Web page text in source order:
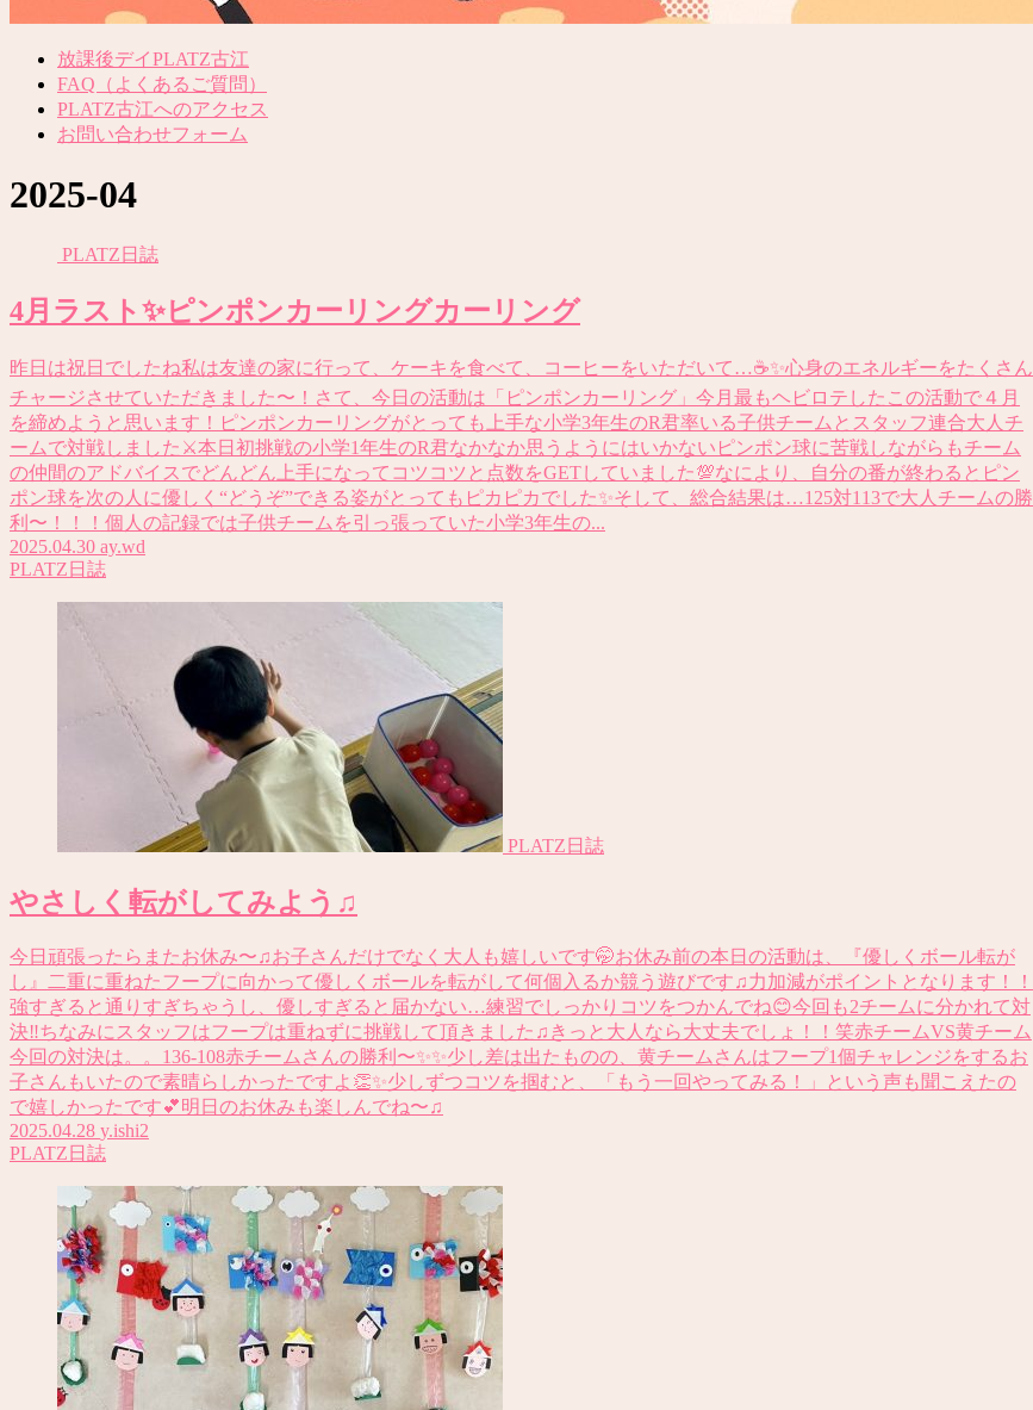
放課後デイPLATZ古江
FAQ（よくあるご質問）
PLATZ古江へのアクセス
お問い合わせフォーム
2025-04
PLATZ日誌
4月ラスト✨ピンポンカーリングカーリング
昨日は祝日でしたね私は友達の家に行って、ケーキを食べて、コーヒーをいただいて…☕️✨心身のエネルギーをたくさん
チャージさせていただきました〜！さて、今日の活動は「ピンポンカーリング」今月最もヘビロテしたこの活動で４月
を締めようと思います！ピンポンカーリングがとっても上手な小学3年生のR君率いる子供チームとスタッフ連合大人チ
ームで対戦しました⚔️本日初挑戦の小学1年生のR君なかなか思うようにはいかないピンポン球に苦戦しながらもチーム
の仲間のアドバイスでどんどん上手になってコツコツと点数をGETしていました💯なにより、自分の番が終わるとピン
ポン球を次の人に優しく“どうぞ”できる姿がとってもピカピカでした✨そして、総合結果は…125対113で大人チームの勝
利〜！！！個人の記録では子供チームを引っ張っていた小学3年生の...
2025.04.30 ay.wd
PLATZ日誌
PLATZ日誌
やさしく転がしてみよう♫
今日頑張ったらまたお休み〜♫お子さんだけでなく大人も嬉しいです🤭お休み前の本日の活動は、『優しくボール転が
し』二重に重ねたフープに向かって優しくボールを転がして何個入るか競う遊びです♫力加減がポイントとなります！！
強すぎると通りすぎちゃうし、優しすぎると届かない…練習でしっかりコツをつかんでね😊今回も2チームに分かれて対
決‼️ちなみにスタッフはフープは重ねずに挑戦して頂きました♫きっと大人なら大丈夫でしょ！！笑赤チームVS黄チーム
今回の対決は。。136-108赤チームさんの勝利〜✨✨少し差は出たものの、黄チームさんはフープ1個チャレンジをするお
子さんもいたので素晴らしかったですよ👏✨少しずつコツを掴むと、「もう一回やってみる！」という声も聞こえたの
で嬉しかったです💕明日のお休みも楽しんでね〜♫
2025.04.28 y.ishi2
PLATZ日誌